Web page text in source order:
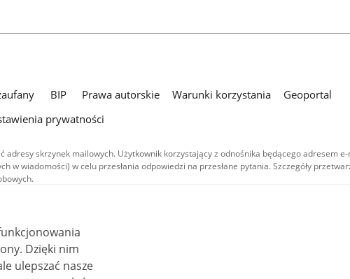
BIP Prawa autorskie Warunki korzystania
Geoportal
prywatności
adresy skrzynek mailowych. Użytkownik korzystający z odnośnika będącego adresem
w wiadomości) w celu przesłania odpowiedzi na przesłane pytania. Szczegóły
wyłączeniem treści audiowizualnych), są
uznanie autorstwa - na tych samych
audiowizualne, w tym zdjęcia, materiały audio i wideo,
uznanie autorstwa użycie niekomercyjne -
4.0), o ile nie jest to stwierdzone inaczej.
nim
ulepszać nasze